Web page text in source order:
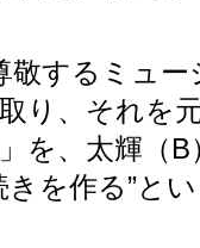
敬するミュ
り、それを
を、太輝（B
を作る”と